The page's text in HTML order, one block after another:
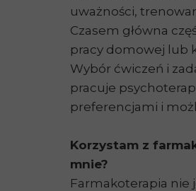
uważności,
Czasem główna
pracy domowej lub
Wybór ćwiczeń i
pracuje
preferencjami i
Korzystam z
mnie?
Farmakoterapia nie